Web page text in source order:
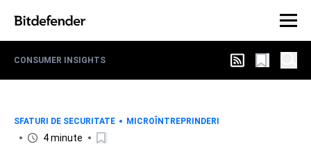
CONSUMER INSIGHTS
SFATURI DE SECURITATE MICROÎNTREPRINDERI
4 minute